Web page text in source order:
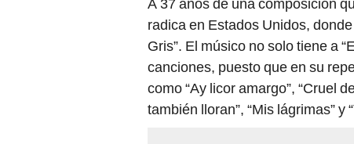
A 37 años de una composición
radica en Estados Unidos,
Gris”. El músico no solo tiene a
canciones, puesto que en su
como “Ay licor amargo”, “Cruel
también lloran”, “Mis lágrimas” y